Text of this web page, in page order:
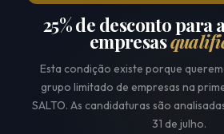
25% de desconto para
empresas
Esta condição existe porque
grupo limitado de empresas na
SALTO. As candidaturas são
31 de julho.